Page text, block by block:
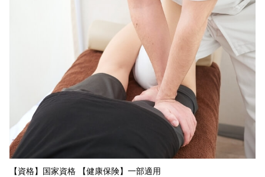
【資格】国家資格 【健康保険】一部適用